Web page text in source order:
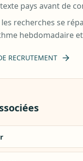
pays avant de
les recherches se
hebdomadaire
RECRUTEMENT